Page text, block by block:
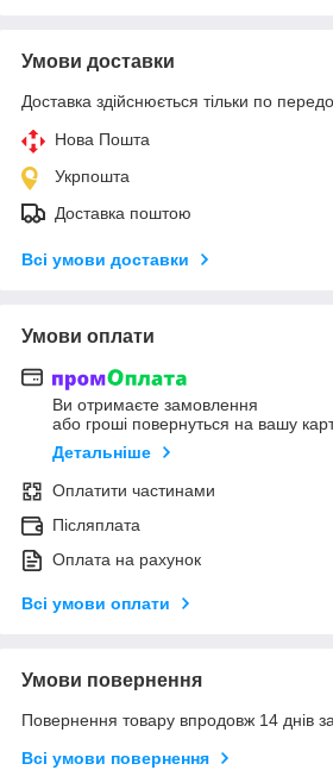
Умови доставки
Доставка здійснюється тільки по
Нова Пошта
Укрпошта
Доставка поштою
Всі умови доставки
Умови оплати
Ви отримаєте замовлення
або гроші повернуться на вашу
Детальніше
Оплатити частинами
Післяплата
Оплата на рахунок
Всі умови оплати
Умови повернення
Повернення товару впродовж 14 днів
Всі умови повернення